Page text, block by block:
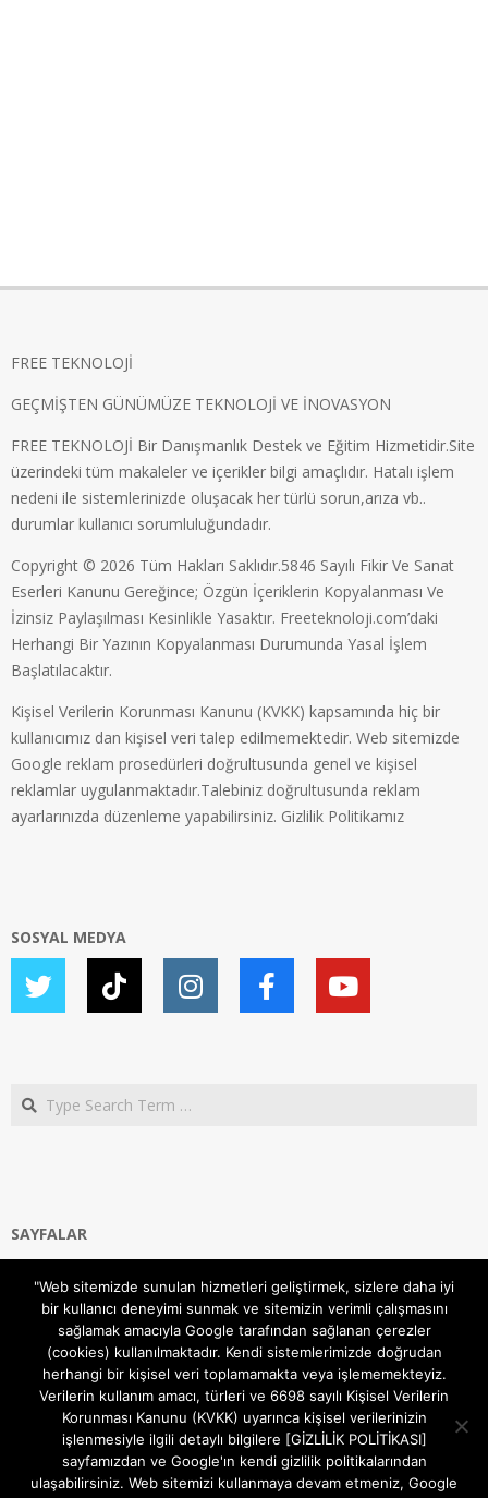
FREE TEKNOLOJİ
GEÇMİŞTEN GÜNÜMÜZE TEKNOLOJİ VE İNOVASYON
FREE TEKNOLOJİ Bir Danışmanlık Destek ve Eğitim Hizmetidir.Site
üzerindeki tüm makaleler ve içerikler bilgi amaçlıdır. Hatalı işlem
nedeni ile sistemlerinizde oluşacak her türlü sorun,arıza vb..
durumlar kullanıcı sorumluluğundadır.
Copyright © 2026 Tüm Hakları Saklıdır.5846 Sayılı Fikir Ve Sanat
Eserleri Kanunu Gereğince; Özgün İçeriklerin Kopyalanması Ve
İzinsiz Paylaşılması Kesinlikle Yasaktır. Freeteknoloji.com’daki
Herhangi Bir Yazının Kopyalanması Durumunda Yasal İşlem
Başlatılacaktır.
Kişisel Verilerin Korunması Kanunu (KVKK) kapsamında hiç bir
kullanıcımız dan kişisel veri talep edilmemektedir. Web sitemizde
Google reklam prosedürleri doğrultusunda genel ve kişisel
reklamlar uygulanmaktadır.Talebiniz doğrultusunda reklam
ayarlarınızda düzenleme yapabilirsiniz. Gizlilik Politikamız
SOSYAL MEDYA
Search
SAYFALAR
Gizlilik ve Çerezler (Cookies) Politikası
Hakkımızda
İletişim Kanalları
MODEM KURULUM
TEKNİK DESTEK
TELEVİZYON SİSTEMLERİ
"Web sitemizde sunulan hizmetleri geliştirmek, sizlere daha iyi
bir kullanıcı deneyimi sunmak ve sitemizin verimli çalışmasını
sağlamak amacıyla Google tarafından sağlanan çerezler
(cookies) kullanılmaktadır. Kendi sistemlerimizde doğrudan
herhangi bir kişisel veri toplamamakta veya işlememekteyiz.
Verilerin kullanım amacı, türleri ve 6698 sayılı Kişisel Verilerin
Korunması Kanunu (KVKK) uyarınca kişisel verilerinizin
işlenmesiyle ilgili detaylı bilgilere [GİZLİLİK POLİTİKASI]
sayfamızdan ve Google'ın kendi gizlilik politikalarından
ulaşabilirsiniz. Web sitemizi kullanmaya devam etmeniz, Google